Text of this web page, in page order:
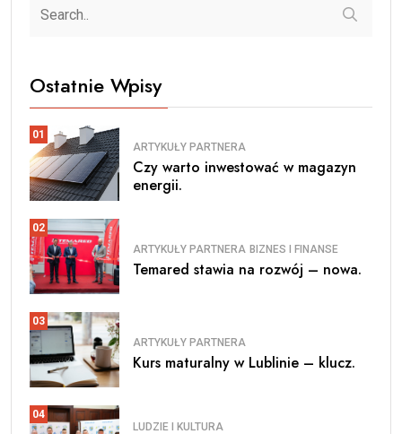
Ostatnie Wpisy
01
ARTYKUŁY PARTNERA
Czy warto inwestować w magazyn
energii.
02
ARTYKUŁY PARTNERA BIZNES I FINANSE
Temared stawia na rozwój – nowa.
03
ARTYKUŁY PARTNERA
Kurs maturalny w Lublinie – klucz.
04
LUDZIE I KULTURA